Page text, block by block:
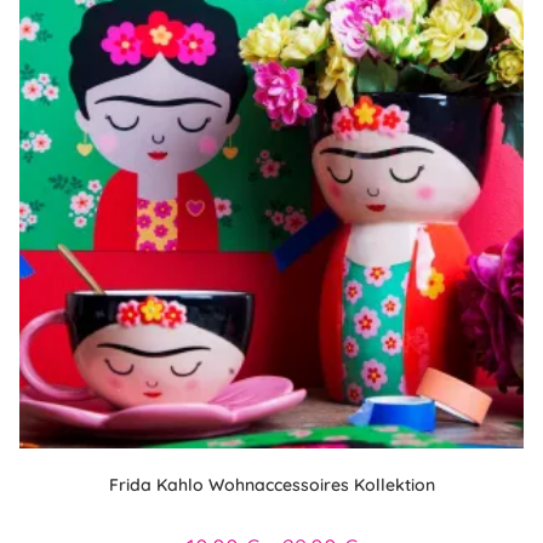
Frida Kahlo Wohnaccessoires Kollektion